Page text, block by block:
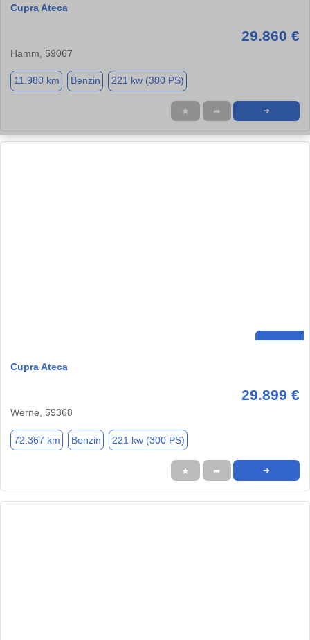
Cupra Ateca
29.860 €
Hamm, 59067
11.980 km Benzin 221 kw (300 PS)
★ ➦ ➜
Cupra Ateca
29.899 €
Werne, 59368
72.367 km Benzin 221 kw (300 PS)
★ ➦ ➜